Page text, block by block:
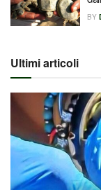
BY
Ultimi articoli